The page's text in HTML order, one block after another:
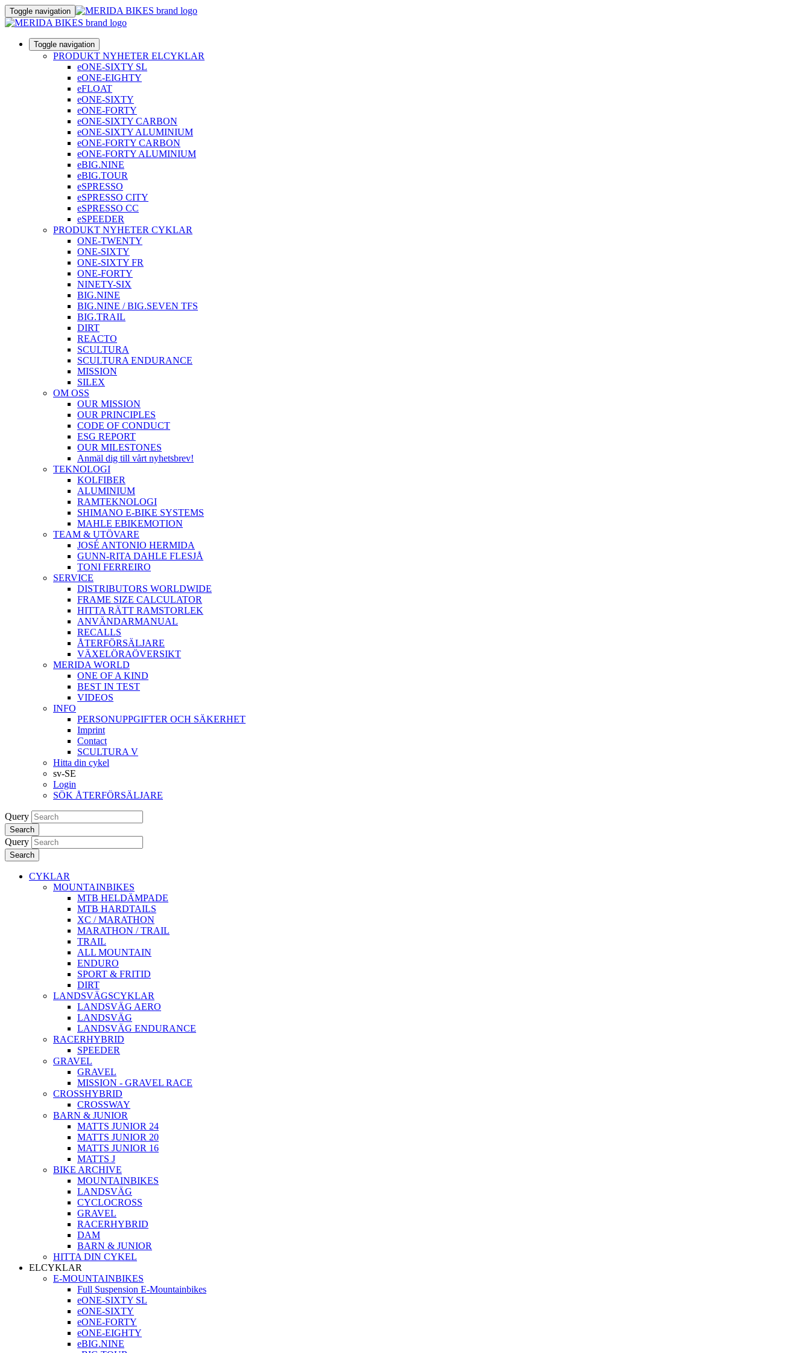
Toggle navigation
Toggle navigation
PRODUKT NYHETER ELCYKLAR
eONE-SIXTY SL
eONE-EIGHTY
eFLOAT
eONE-SIXTY
eONE-FORTY
eONE-SIXTY CARBON
eONE-SIXTY ALUMINIUM
eONE-FORTY CARBON
eONE-FORTY ALUMINIUM
eBIG.NINE
eBIG.TOUR
eSPRESSO
eSPRESSO CITY
eSPRESSO CC
eSPEEDER
PRODUKT NYHETER CYKLAR
ONE-TWENTY
ONE-SIXTY
ONE-SIXTY FR
ONE-FORTY
NINETY-SIX
BIG.NINE
BIG.NINE / BIG.SEVEN TFS
BIG.TRAIL
DIRT
REACTO
SCULTURA
SCULTURA ENDURANCE
MISSION
SILEX
OM OSS
OUR MISSION
OUR PRINCIPLES
CODE OF CONDUCT
ESG REPORT
OUR MILESTONES
Anmäl dig till vårt nyhetsbrev!
TEKNOLOGI
KOLFIBER
ALUMINIUM
RAMTEKNOLOGI
SHIMANO E-BIKE SYSTEMS
MAHLE EBIKEMOTION
TEAM & UTÖVARE
JOSÉ ANTONIO HERMIDA
GUNN-RITA DAHLE FLESJÅ
TONI FERREIRO
SERVICE
DISTRIBUTORS WORLDWIDE
FRAME SIZE CALCULATOR
HITTA RÄTT RAMSTORLEK
ANVÄNDARMANUAL
RECALLS
ÅTERFÖRSÄLJARE
VÄXELÖRAÖVERSIKT
MERIDA WORLD
ONE OF A KIND
BEST IN TEST
VIDEOS
INFO
PERSONUPPGIFTER OCH SÄKERHET
Imprint
Contact
SCULTURA V
Hitta din cykel
sv-SE
Login
SÖK ÅTERFÖRSÄLJARE
Query
Search
Query
Search
CYKLAR
MOUNTAINBIKES
MTB HELDÄMPADE
MTB HARDTAILS
XC / MARATHON
MARATHON / TRAIL
TRAIL
ALL MOUNTAIN
ENDURO
SPORT & FRITID
DIRT
LANDSVÄGSCYKLAR
LANDSVÄG AERO
LANDSVÄG
LANDSVÄG ENDURANCE
RACERHYBRID
SPEEDER
GRAVEL
GRAVEL
MISSION - GRAVEL RACE
CROSSHYBRID
CROSSWAY
BARN & JUNIOR
MATTS JUNIOR 24
MATTS JUNIOR 20
MATTS JUNIOR 16
MATTS J
BIKE ARCHIVE
MOUNTAINBIKES
LANDSVÄG
CYCLOCROSS
GRAVEL
RACERHYBRID
DAM
BARN & JUNIOR
HITTA DIN CYKEL
ELCYKLAR
E-MOUNTAINBIKES
Full Suspension E-Mountainbikes
eONE-SIXTY SL
eONE-SIXTY
eONE-FORTY
eONE-EIGHTY
eBIG.NINE